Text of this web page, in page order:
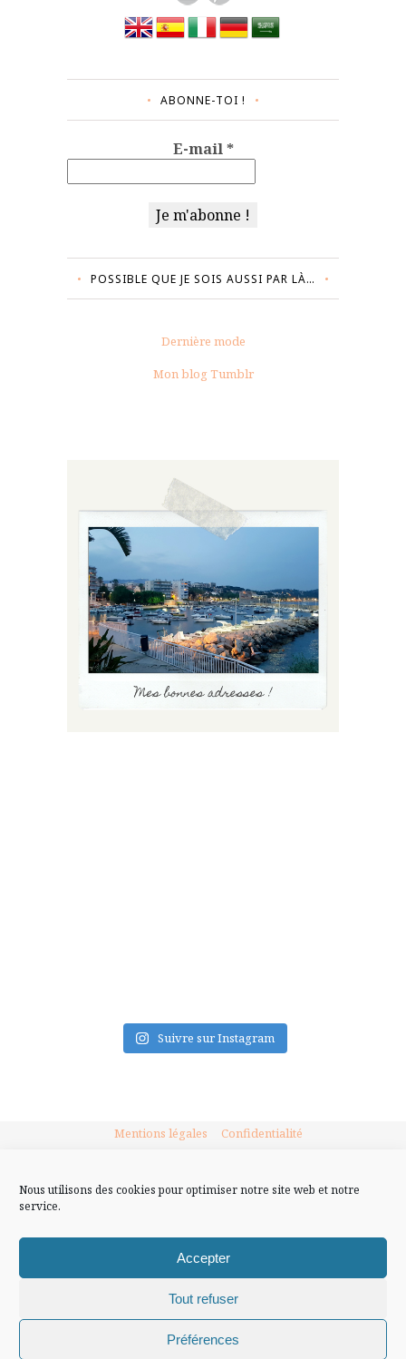
Nous utilisons des cookies pour optimiser notre site web et notre
service.
Accepter
Tout refuser
Préférences
ABONNE-TOI !
E-mail*
POSSIBLE QUE JE SOIS AUSSI PAR LÀ…
Dernière mode
Mon blog Tumblr
Suivre sur Instagram
Mentions légales Confidentialité